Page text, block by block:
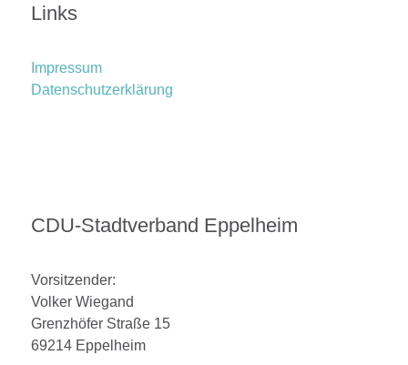
Links
Impressum
Datenschutzerklärung
CDU-Stadtverband Eppelheim
Vorsitzender:
Volker Wiegand
Grenzhöfer Straße 15
69214 Eppelheim